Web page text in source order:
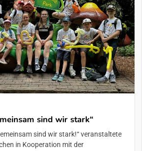
sind wir stark“
sind wir stark!“ veranstaltete
in Kooperation mit der